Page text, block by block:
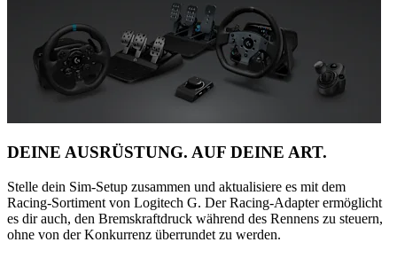
DEINE AUSRÜSTUNG. AUF DEINE ART.
Stelle dein Sim-Setup zusammen und aktualisiere es mit dem
Racing-Sortiment von Logitech G. Der Racing-Adapter ermöglicht
es dir auch, den Bremskraftdruck während des Rennens zu steuern,
ohne von der Konkurrenz überrundet zu werden.